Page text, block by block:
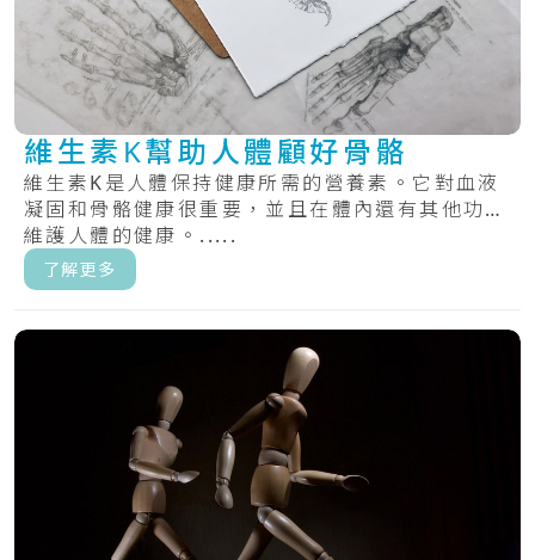
維生素K幫助人體顧好骨骼
維生素K是人體保持健康所需的營養素。它對血液
凝固和骨骼健康很重要，並且在體內還有其他功能
維護人體的健康。.....
了解更多